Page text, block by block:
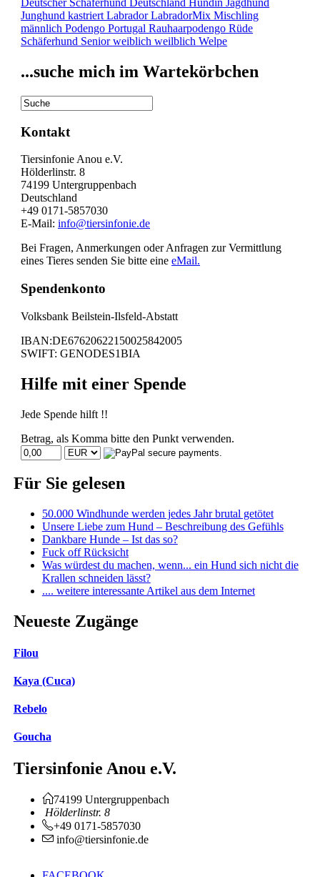
Deutscher SchäferhundDeutschlandHündinJagdhund
JunghundkastriertLabradorLabradorMixMischling
männlichPodengoPortugalRauhaarpodengoRüde
Schäferhund SeniorweiblichweilblichWelpe
...suche mich im Wartekörbchen
Kontakt
Tiersinfonie Anou e.V.
Hölderlinstr. 8
74199 Untergruppenbach
Deutschland
+49 0171-5857030
E-Mail:info@tiersinfonie.de
Bei Fragen, Anmerkungen oder Anfragen zur Vermittlung
eines Tieres senden Sie bitte eineeMail.
Spendenkonto
Volksbank Beilstein-Ilsfeld-Abstatt
IBAN:DE67620622150025842005
SWIFT: GENODES1BIA
Hilfe mit einer Spende
Jede Spende hilft !!
Betrag, als Komma bitte den Punkt verwenden.
Für Sie gelesen
50.000 Windhunde werden jedes Jahr brutal getötet
Unsere Liebe zum Hund – Beschreibung des Gefühls
Dankbare Hunde – Ist das so?
Fuck off Rücksicht
Was würdest du machen, wenn... ein Hund sich nicht die
Krallen schneiden lässt?
.... weitere interessante Artikel aus dem Internet
Neueste Zugänge
Filou
Kaya (Cuca)
Rebelo
Goucha
Tiersinfonie Anou e.V.
74199 Untergruppenbach
Hölderlinstr. 8
+49 0171-5857030
info@tiersinfonie.de